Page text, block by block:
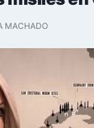
MACHADO